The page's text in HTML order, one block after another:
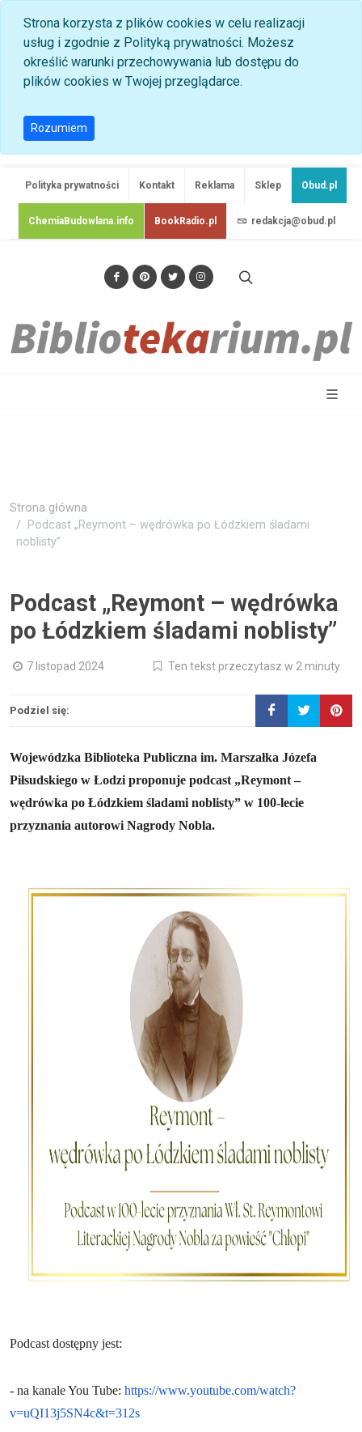
Strona korzysta z plików cookies w celu realizacji
usług i zgodnie z Polityką prywatności. Możesz
określić warunki przechowywania lub dostępu do
plików cookies w Twojej przeglądarce.
Rozumiem
Polityka prywatności Kontakt Reklama Sklep Obud.pl
ChemiaBudowlana.info BookRadio.pl redakcja@obud.pl
Strona główna
Podcast „Reymont – wędrówka po Łódzkiem śladami
noblisty”
Podcast „Reymont – wędrówka
po Łódzkiem śladami noblisty”
7 listopad 2024 Ten tekst przeczytasz w 2 minuty
Podziel się:
Wojewódzka Biblioteka Publiczna im. Marszałka Józefa
Piłsudskiego w Łodzi proponuje podcast „Reymont –
wędrówka po Łódzkiem śladami noblisty” w 100-lecie
przyznania autorowi Nagrody Nobla.
Podcast dostępny jest:
- na kanale You Tube: https://www.youtube.com/watch?
v=uQI13j5SN4c&t=312s